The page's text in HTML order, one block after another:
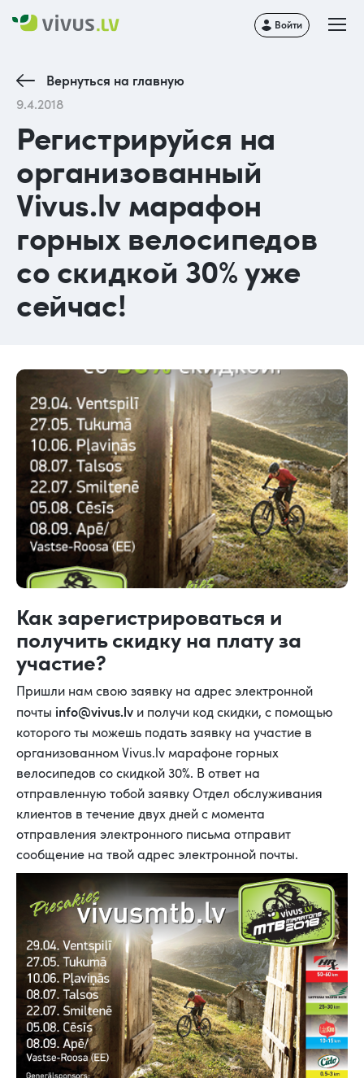
Войти
Вернуться на главную
9.4.2018
Регистрируйся на
организованный
Vivus.lv марафон
горных велосипедов
со скидкой 30% уже
сейчас!
Как зарегистрироваться и
получить скидку на плату за
участие?
Пришли нам свою заявку на адрес электронной
почты info@vivus.lv и получи код скидки, с помощью
которого ты можешь подать заявку на участие в
организованном Vivus.lv марафоне горных
велосипедов со скидкой 30%. В ответ на
отправленную тобой заявку Отдел обслуживания
клиентов в течение двух дней с момента
отправления электронного письма отправит
сообщение на твой адрес электронной почты.